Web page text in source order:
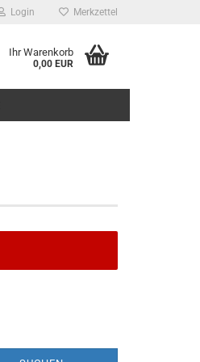
Login Merkzettel
Ihr Warenkorb
0,00 EUR